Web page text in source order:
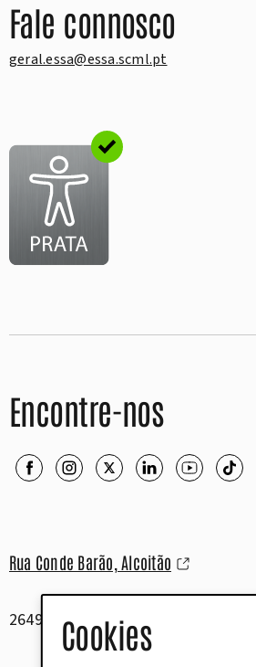
Cookies
Fale connosco
geral.essa@essa.scml.pt
Encontre-nos
Rua Conde Barão, Alcoitão
2649-506 Alcabideche